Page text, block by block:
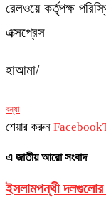
রেলওয়ে কর্তৃপক্ষ
এক্সপ্রেস
হাআমা/
বন্যা
শেয়ার করুন Facebook
এ জাতীয় আরো সংবাদ
ইসলামপন্থী